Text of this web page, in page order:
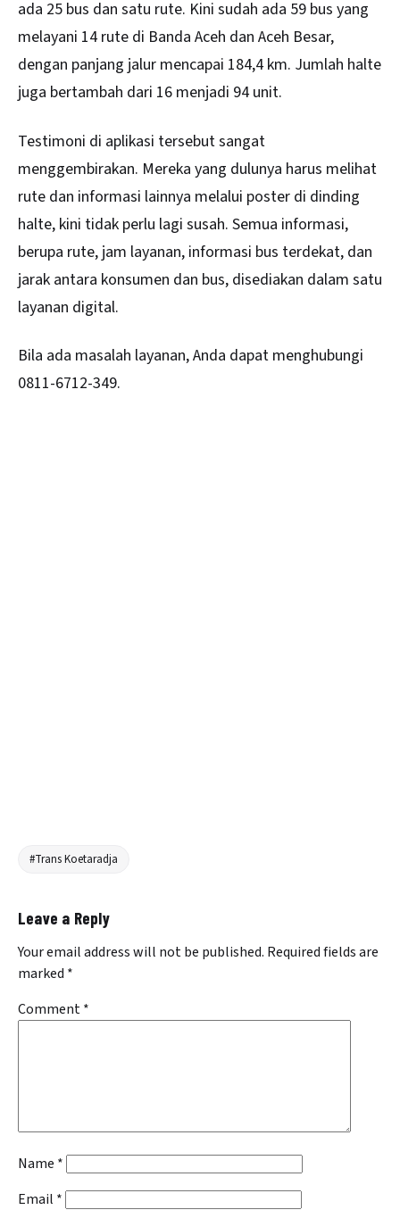
ada 25 bus dan satu rute. Kini sudah ada 59 bus yang
melayani 14 rute di Banda Aceh dan Aceh Besar,
dengan panjang jalur mencapai 184,4 km. Jumlah halte
juga bertambah dari 16 menjadi 94 unit.
Testimoni di aplikasi tersebut sangat
menggembirakan. Mereka yang dulunya harus melihat
rute dan informasi lainnya melalui poster di dinding
halte, kini tidak perlu lagi susah. Semua informasi,
berupa rute, jam layanan, informasi bus terdekat, dan
jarak antara konsumen dan bus, disediakan dalam satu
layanan digital.
Bila ada masalah layanan, Anda dapat menghubungi
0811-6712-349.
#Trans Koetaradja
Leave a Reply
Your email address will not be published. Required fields are
marked *
Comment*
Name *
Email *